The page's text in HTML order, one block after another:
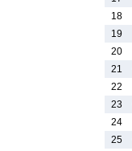
18
19
20
21
22
23
24
25